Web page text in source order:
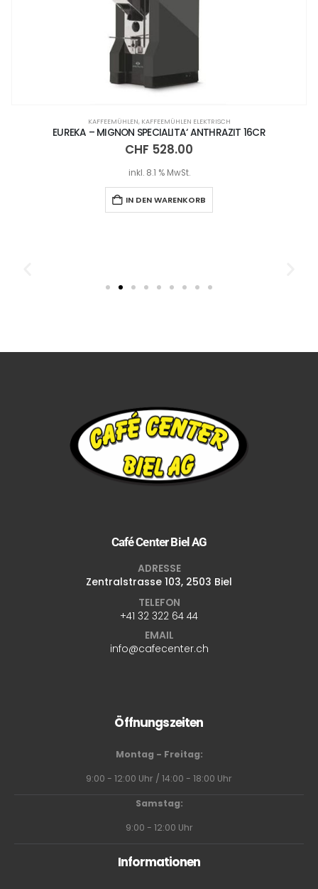
KAFFEEMÜHLEN, KAFFEEMÜHLEN ELEKTRISCH
EUREKA – MIGNON SPECIALITA‘ ANTHRAZIT 16CR
CHF 528.00
inkl. 8.1 % MwSt.
IN DEN WARENKORB
Café Center Biel AG
ADRESSE
Zentralstrasse 103, 2503 Biel
TELEFON
+41 32 322 64 44
EMAIL
info@cafecenter.ch
Öffnungszeiten
Montag - Freitag:
9:00 - 12:00 Uhr / 14:00 - 18:00 Uhr
Samstag:
9:00 - 12:00 Uhr
Informationen